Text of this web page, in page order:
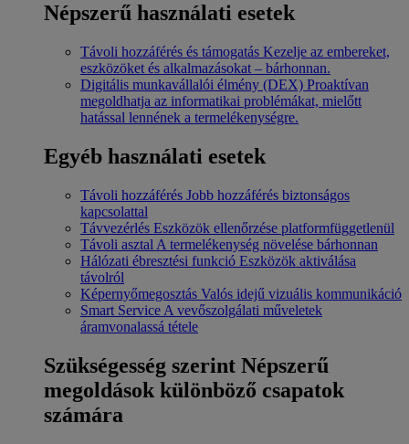
Népszerű használati esetek
Távoli hozzáférés és támogatás Kezelje az embereket,
eszközöket és alkalmazásokat – bárhonnan.
Digitális munkavállalói élmény (DEX) Proaktívan
megoldhatja az informatikai problémákat, mielőtt
hatással lennének a termelékenységre.
Egyéb használati esetek
Távoli hozzáférés Jobb hozzáférés biztonságos
kapcsolattal
Távvezérlés Eszközök ellenőrzése platformfüggetlenül
Távoli asztal A termelékenység növelése bárhonnan
Hálózati ébresztési funkció Eszközök aktiválása
távolról
Képernyőmegosztás Valós idejű vizuális kommunikáció
Smart Service A vevőszolgálati műveletek
áramvonalassá tétele
Szükségesség szerint Népszerű
megoldások különböző csapatok
számára